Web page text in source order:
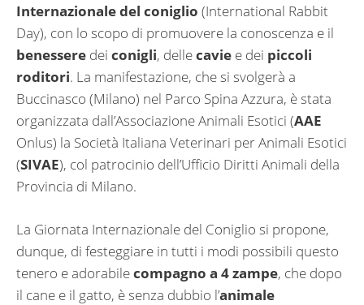
Internazionale del coniglio (International Rabbit
Day), con lo scopo di promuovere la conoscenza e il
benessere dei conigli, dellecavie e dei piccoli
roditori. La manifestazione, che si svolgerà a
Buccinasco (Milano) nel Parco Spina Azzura, è stata
organizzata dall’Associazione Animali Esotici (AAE
Onlus) la Società Italiana Veterinari per Animali Esotici
(SIVAE), col patrocinio dell’Ufficio Diritti Animali della
Provincia di Milano.
La Giornata Internazionale del Coniglio si propone,
dunque, di festeggiare in tutti i modi possibili questo
tenero e adorabilecompagno a 4 zampe, che dopo
il cane e il gatto, è senza dubbio l’animale